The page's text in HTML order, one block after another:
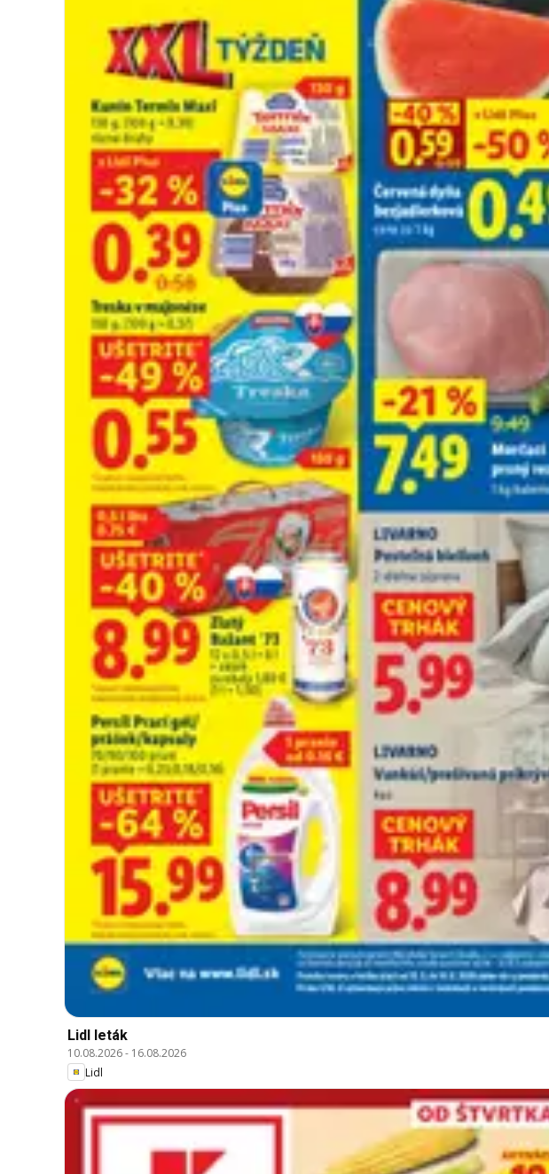
Lidl leták
10.08.2026- 16.08.2026
Lidl